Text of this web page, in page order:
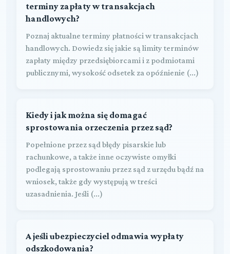
terminy zapłaty w transakcjach
handlowych?
Poznaj aktualne terminy płatności w transakcjach
handlowych. Dowiedz się jakie są limity terminów
zapłaty między przedsiębiorcami i z podmiotami
publicznymi, wysokość odsetek za opóźnienie (...)
Kiedy i jak można się domagać
sprostowania orzeczenia przez sąd?
Popełnione przez sąd błędy pisarskie lub
rachunkowe, a także inne oczywiste omyłki
podlegają sprostowaniu przez sąd z urzędu bądź na
wniosek, także gdy występują w treści
uzasadnienia. Jeśli (...)
A jeśli ubezpieczyciel odmawia wypłaty
odszkodowania?